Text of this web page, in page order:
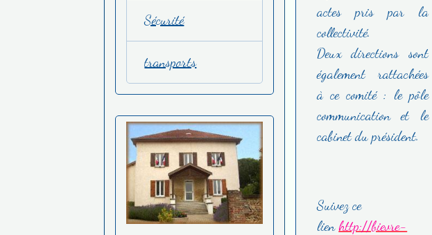
actes pris par la
collectivité.
Deux directions sont
également rattachées
à ce comité : le pôle
communication et le
cabinet du président.
Suivez ce
lienhttp://bievre-
Sécurité
transports